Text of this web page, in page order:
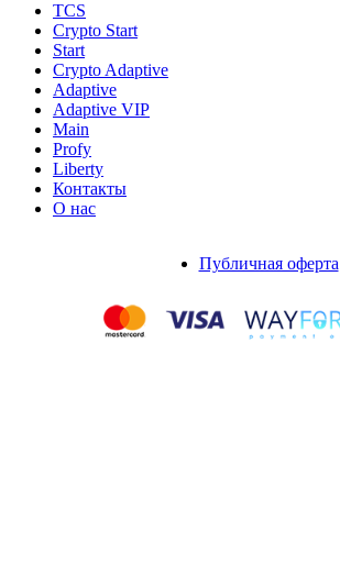
TCS
Crypto Start
Start
Crypto Adaptive
Adaptive
Adaptive VIP
Main
Profy
Liberty
Контакты
О нас
Публичная оферта